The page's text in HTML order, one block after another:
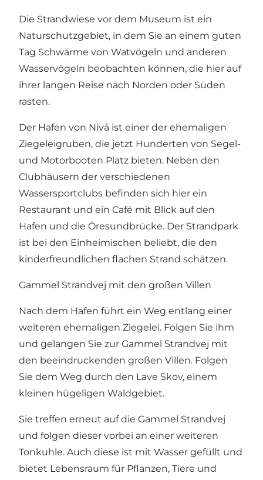
Die Strandwiese vor dem Museum ist ein
Naturschutzgebiet, in dem Sie an einem guten
Tag Schwärme von Watvögeln und anderen
Wasservögeln beobachten können, die hier auf
ihrer langen Reise nach Norden oder Süden
rasten.
Der Hafen von Nivå ist einer der ehemaligen
Ziegeleigruben, die jetzt Hunderten von Segel-
und Motorbooten Platz bieten. Neben den
Clubhäusern der verschiedenen
Wassersportclubs befinden sich hier ein
Restaurant und ein Café mit Blick auf den
Hafen und die Öresundbrücke. Der Strandpark
ist bei den Einheimischen beliebt, die den
kinderfreundlichen flachen Strand schätzen.
Gammel Strandvej mit den großen Villen
Nach dem Hafen führt ein Weg entlang einer
weiteren ehemaligen Ziegelei. Folgen Sie ihm
und gelangen Sie zur Gammel Strandvej mit
den beeindruckenden großen Villen. Folgen
Sie dem Weg durch den Lave Skov, einem
kleinen hügeligen Waldgebiet.
Sie treffen erneut auf die Gammel Strandvej
und folgen dieser vorbei an einer weiteren
Tonkuhle. Auch diese ist mit Wasser gefüllt und
bietet Lebensraum für Pflanzen, Tiere und